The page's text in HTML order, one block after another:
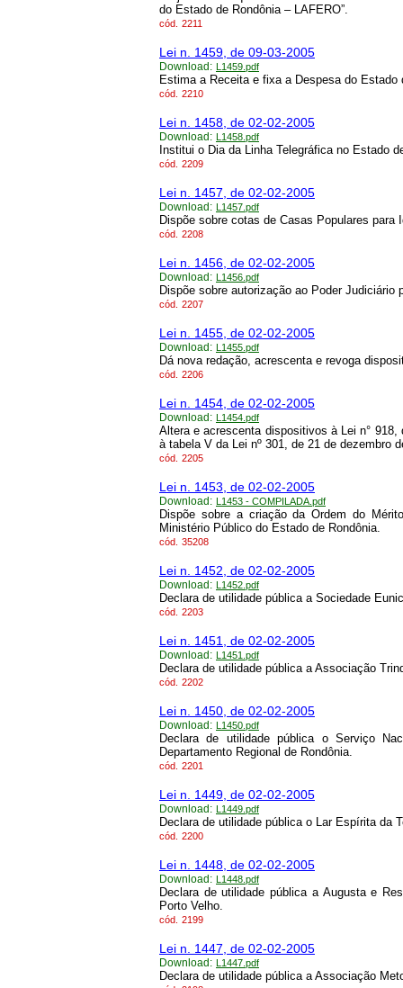
do Estado de Rondônia – LAFERO”.
cód. 2211
Lei n. 1459, de 09-03-2005
Download: L1459.pdf
Estima a Receita e fixa a Despesa do
cód. 2210
Lei n. 1458, de 02-02-2005
Download: L1458.pdf
Institui o Dia da Linha Telegráfica no Estado
cód. 2209
Lei n. 1457, de 02-02-2005
Download: L1457.pdf
Dispõe sobre cotas de Casas Populares
cód. 2208
Lei n. 1456, de 02-02-2005
Download: L1456.pdf
Dispõe sobre autorização ao Poder Judiciário
cód. 2207
Lei n. 1455, de 02-02-2005
Download: L1455.pdf
Dá nova redação, acrescenta e revoga
cód. 2206
Lei n. 1454, de 02-02-2005
Download: L1454.pdf
Altera e acrescenta dispositivos à Lei n°
à tabela V da Lei nº 301, de 21 de dezembro
cód. 2205
Lei n. 1453, de 02-02-2005
Download: L1453 - COMPILADA.pdf
Dispõe sobre a criação da Ordem do
Ministério Público do Estado de Rondônia.
cód. 35208
Lei n. 1452, de 02-02-2005
Download: L1452.pdf
Declara de utilidade pública a Sociedade
cód. 2203
Lei n. 1451, de 02-02-2005
Download: L1451.pdf
Declara de utilidade pública a Associação
cód. 2202
Lei n. 1450, de 02-02-2005
Download: L1450.pdf
Declara de utilidade pública o Serviço
Departamento Regional de Rondônia.
cód. 2201
Lei n. 1449, de 02-02-2005
Download: L1449.pdf
Declara de utilidade pública o Lar Espírita da
cód. 2200
Lei n. 1448, de 02-02-2005
Download: L1448.pdf
Declara de utilidade pública a Augusta e
Porto Velho.
cód. 2199
Lei n. 1447, de 02-02-2005
Download: L1447.pdf
Declara de utilidade pública a Associação